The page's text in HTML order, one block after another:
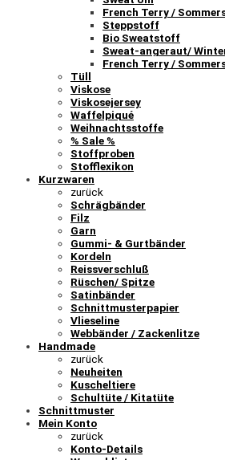
French Terry /
Steppstoff
Bio Sweatstoff
Sweat-angeraut/
French Terry /
Tüll
Viskose
Viskosejersey
Waffelpiqué
Weihnachtsstoffe
% Sale %
Stoffproben
Stofflexikon
Kurzwaren
zurück
Schrägbänder
Filz
Garn
Gummi- & Gurtbänder
Kordeln
Reissverschluß
Rüschen/ Spitze
Satinbänder
Schnittmusterpapier
Vlieseline
Webbänder / Zackenlitze
Handmade
zurück
Neuheiten
Kuscheltiere
Schultüte / Kitatüte
Schnittmuster
Mein Konto
zurück
Konto-Details